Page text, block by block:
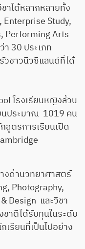
ได้หลากหลายทั้ง
Study,
Performing Arts
30 ประเภท
วชาวนิวซีแลนด์ที่ได้
โรงเรียนหญิงล้วน
ประมาณ 1019 คน
สูตรการเรียนเปิด
ด้านวิทยาศาสตร์
Photography,
Design และวิชา
าติได้รับทุนในระดับ
รียนที่เป็นไปอย่าง